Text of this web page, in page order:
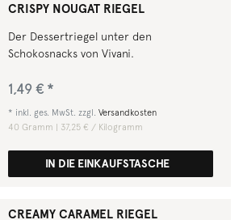
CRISPY NOUGAT RIEGEL
Der Dessertriegel unter den
Schokosnacks von Vivani.
1,49 € *
* inkl. ges. MwSt. zzgl.Versandkosten
40 Gramm | 37,25 € / Kilogramm
IN DIE EINKAUFSTASCHE
CREAMY CARAMEL RIEGEL